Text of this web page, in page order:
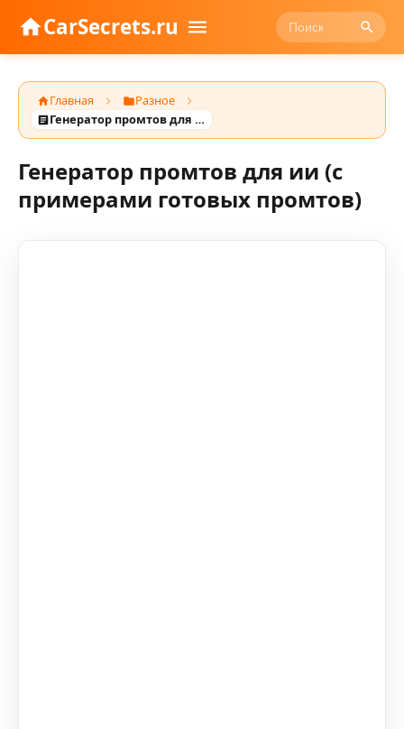
CarSecrets.ru
Главная
Разное
Генератор промтов для ии (с примерами готовых промтов)
Генератор промтов для ии (с
примерами готовых промтов)